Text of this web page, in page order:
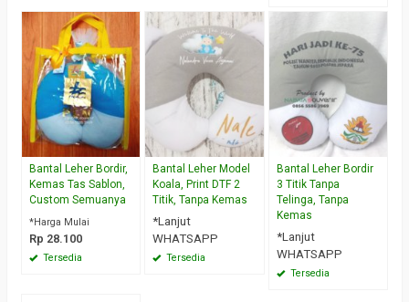
Bantal Leher Bordir,
Kemas Tas Sablon,
Custom Semuanya
*Harga Mulai
Rp 28.100
Tersedia
Bantal Leher Model
Koala, Print DTF 2
Titik, Tanpa Kemas
*Lanjut
WHATSAPP
Tersedia
Bantal Leher Bordir
3 Titik Tanpa
Telinga, Tanpa
Kemas
*Lanjut
WHATSAPP
Tersedia